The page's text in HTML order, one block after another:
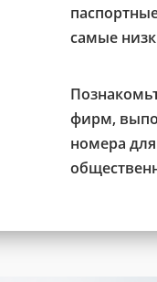
самые
фирм,
номера